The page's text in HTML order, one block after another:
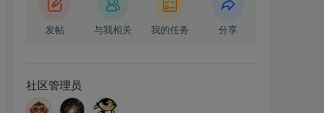
发帖 与我相关 我的任务 分享
社区管理员